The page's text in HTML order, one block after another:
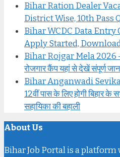
Bihar Ration Dealer
District Wise, 10th Pass
Bihar WCDC Data Entry
Apply Started,
Bihar Rojgar Mela 2026 –
रोजगार कैंप यहां से देखें संपूर्ण
Bihar Anganwadi
12वीं पास के लिए होगी बिहार
सहायिका की बहाली
About Us
Bihar Job Portal is a